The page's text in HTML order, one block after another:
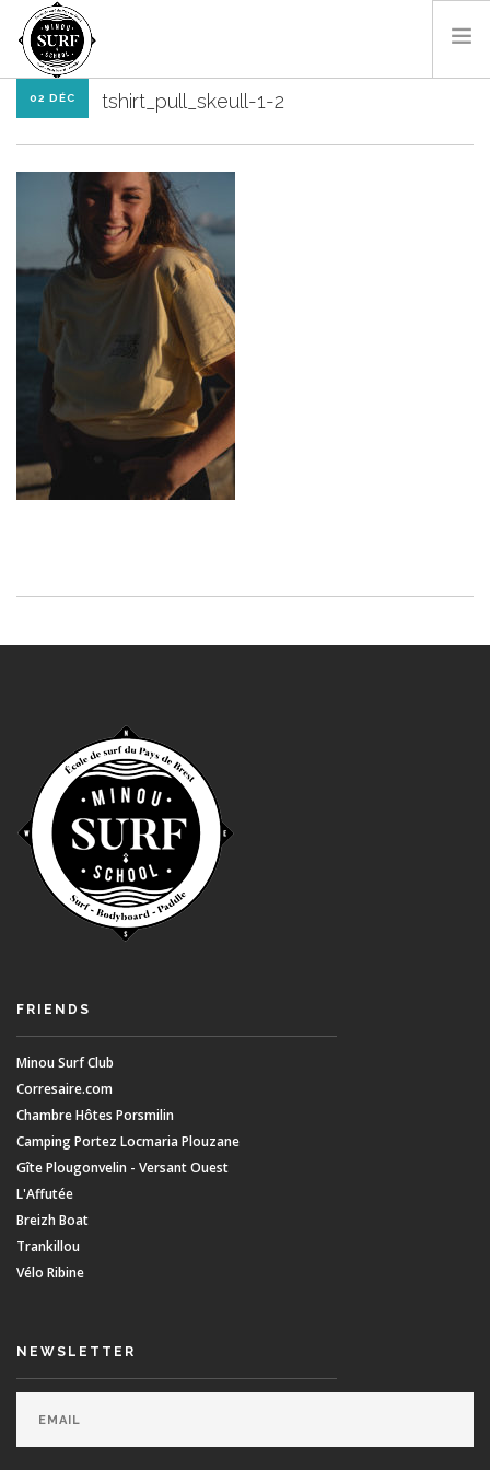
SURF & BODYBOARD
PADDLE
LES MONITEURS
LOCATIONS
CONTACT
RÉSA EN LIGNE
02 DÉC tshirt_pull_skeull-1-2
FRIENDS
Minou Surf Club
Corresaire.com
Chambre Hôtes Porsmilin
Camping Portez Locmaria Plouzane
Gîte Plougonvelin - Versant Ouest
L'Affutée
Breizh Boat
Trankillou
Vélo Ribine
NEWSLETTER